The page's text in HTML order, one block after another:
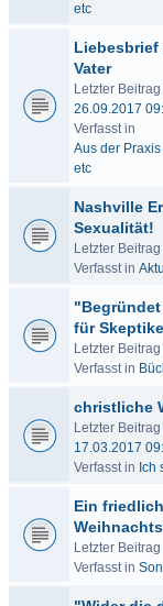
etc
Liebesbrief
Vater
Letzter
26.09.2017
Verfasst in
Aus der
etc
Nashville
Sexualität!
Letzter
Verfasst in
für
Letzter
Verfasst in
christliche
Letzter
17.03.2017
Verfasst in Ich
Ein
Letzter
Verfasst in